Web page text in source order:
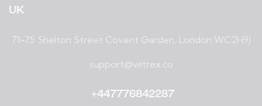
UK
71-75 Shelton Street Covent Garden, London WC2H9J
support@witrex.co
+447776842287